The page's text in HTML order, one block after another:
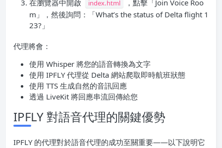
在瀏覽器中開啟 index.html
，點擊「Join Voice Roo
m」，然後詢問：「What’s the status of Delta flight 1
23?」
代理將會：
使用 Whisper 將您的語音轉換為文字
使用 IPFLY 代理從 Delta 網站爬取即時航班狀態
使用 TTS 生成自然的音訊回應
透過 LiveKit 將回應串流回傳給您
IPFLY 對語音代理的關鍵優勢
IPFLY 的代理對於語音代理的成功至關重要——以下說明它